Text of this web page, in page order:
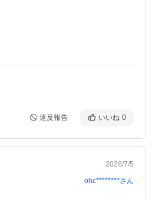
違反報告 いいね 0
2026/7/5
ohc********さん